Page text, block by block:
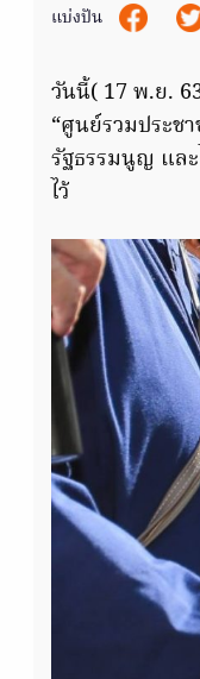
แบ่งปัน
วันนี้( 17 พ.ย.
“ศูนย์รวมประช
รัฐธรรมนูญ แล
ไว้